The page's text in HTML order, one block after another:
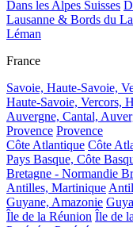
Dans les Alpes Suisses
Lausanne & Bords du
Léman
France
Savoie, Haute-Savoie,
Haute-Savoie, Vercors,
Auvergne, Cantal,
Provence Provence
Côte Atlantique Côte
Pays Basque, Côte
Bretagne - Normandie
Antilles, Martinique
Guyane, Amazonie
Île de la Réunion Île de